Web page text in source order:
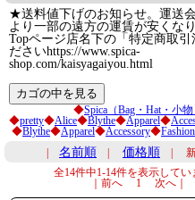
★送料値下げのお知らせ。運送
より一部の遠方の運賃が安くなり
Topページ店名下の「特定商取引
ださいhttps://www.spica-
shop.com/kaisyagaiyou.html
◆Spica（Bag・Hat・小物
◆pretty◆Alice◆Blythe◆Apparel◆
◆Blythe◆Apparel◆Accessory◆
| 名前順 | 価格順 | 新
全14件中1-14件を表示してい
｜前へ 1 次へ｜